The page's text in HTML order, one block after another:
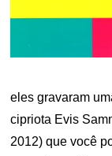
eles gravaram
cipriota Evis
2012) que você